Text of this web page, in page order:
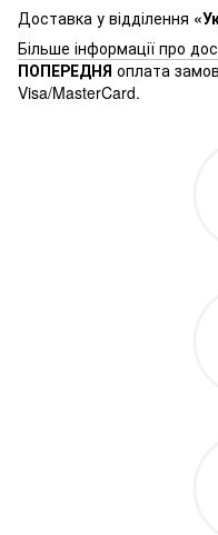
Доставка у відділення
Більше інформації про
ПОПЕРЕДНЯ оплата
Visa/MasterCard.